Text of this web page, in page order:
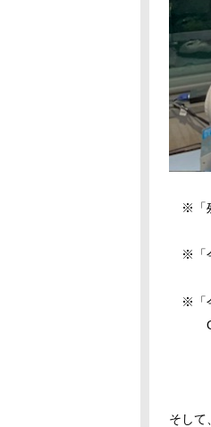
※「
※「
※「
OG
そして